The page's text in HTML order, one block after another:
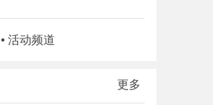
• 活动频道
更多